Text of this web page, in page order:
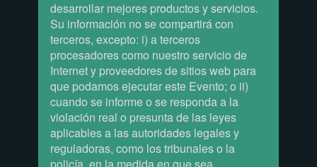
desarrollar mejores productos y servicios.
Su información no se compartirá con
terceros, excepto: i) a terceros
procesadores como nuestro servicio de
Internet y proveedores de sitios web para
que podamos ejecutar este Evento; o ii)
cuando se informe o se responda a la
violación real o presunta de las leyes
aplicables a las autoridades legales y
reguladoras, como los tribunales o la
policía, en la medida en que sea